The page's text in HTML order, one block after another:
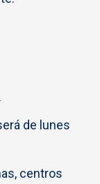
de lunes
centros